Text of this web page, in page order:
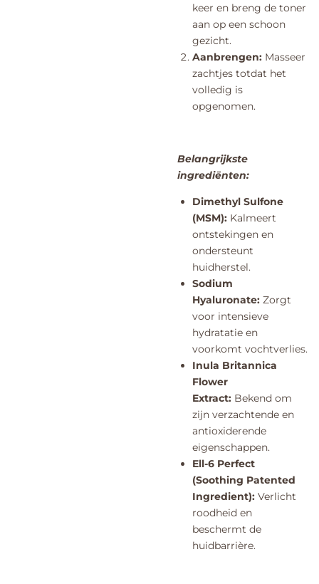
keer en breng de toner
aan op een schoon
gezicht.
Aanbrengen: Masseer
zachtjes totdat het
volledig is
opgenomen.
Belangrijkste
ingrediënten:
Dimethyl Sulfone
(MSM): Kalmeert
ontstekingen en
ondersteunt
huidherstel.
Sodium
Hyaluronate: Zorgt
voor intensieve
hydratatie en
voorkomt vochtverlies.
Inula Britannica
Flower
Extract: Bekend om
zijn verzachtende en
antioxiderende
eigenschappen.
Ell-6 Perfect
(Soothing Patented
Ingredient): Verlicht
roodheid en
beschermt de
huidbarrière.